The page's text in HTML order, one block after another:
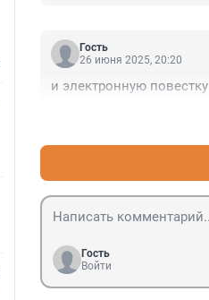
Гость
26 июня 2025, 20:20
и электронную повестку
Гость
Войти